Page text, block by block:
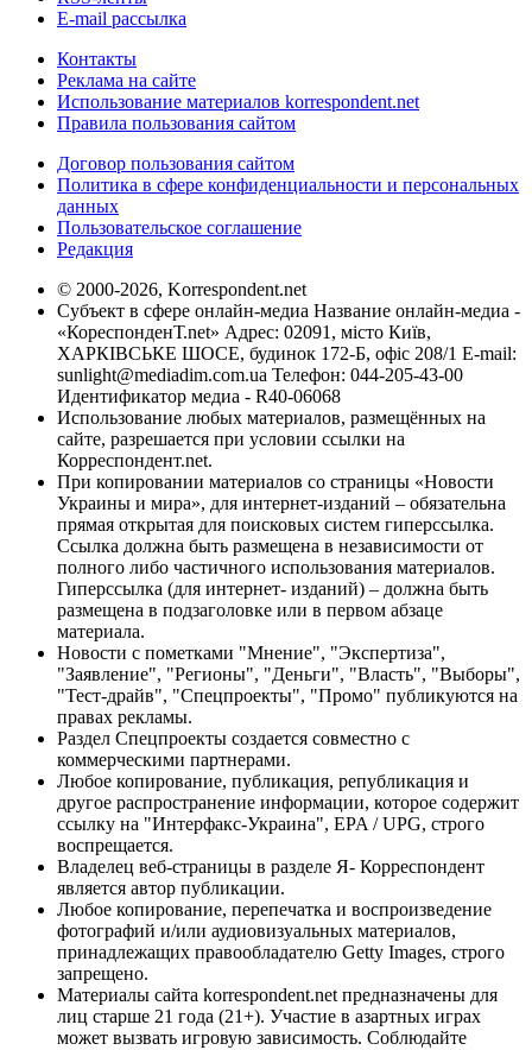
E-mail рассылка
Контакты
Реклама на сайте
Использование материалов korrespondent.net
Правила пользования сайтом
Договор пользования сайтом
Политика в сфере конфиденциальности и персональных
данных
Пользовательское соглашение
Редакция
© 2000-2026, Korrespondent.net
Субъект в сфере онлайн-медиа Название онлайн-медиа -
«КореспонденТ.net» Адрес: 02091, місто Київ,
ХАРКІВСЬКЕ ШОСЕ, будинок 172-Б, офіс 208/1 E-mail:
sunlight@mediadim.com.ua Телефон: 044-205-43-00
Идентификатор медиа - R40-06068
Использование любых материалов, размещённых на
сайте, разрешается при условии ссылки на
Корреспондент.net.
При копировании материалов со страницы «Новости
Украины и мира», для интернет-изданий – обязательна
прямая открытая для поисковых систем гиперссылка.
Ссылка должна быть размещена в независимости от
полного либо частичного использования материалов.
Гиперссылка (для интернет- изданий) – должна быть
размещена в подзаголовке или в первом абзаце
материала.
Новости с пометками "Мнение", "Экспертиза",
"Заявление", "Регионы", "Деньги", "Власть", "Выборы",
"Тест-драйв", "Спецпроекты", "Промо" публикуются на
правах рекламы.
Раздел Спецпроекты создается совместно с
коммерческими партнерами.
Любое копирование, публикация, републикация и
другое распространение информации, которое содержит
ссылку на "Интерфакс-Украина", EPA / UPG, строго
воспрещается.
Владелец веб-страницы в разделе Я- Корреспондент
является автор публикации.
Любое копирование, перепечатка и воспроизведение
фотографий и/или аудиовизуальных материалов,
принадлежащих правообладателю Getty Images, строго
запрещено.
Материалы сайта korrespondent.net предназначены для
лиц старше 21 года (21+). Участие в азартных играх
может вызвать игровую зависимость. Соблюдайте